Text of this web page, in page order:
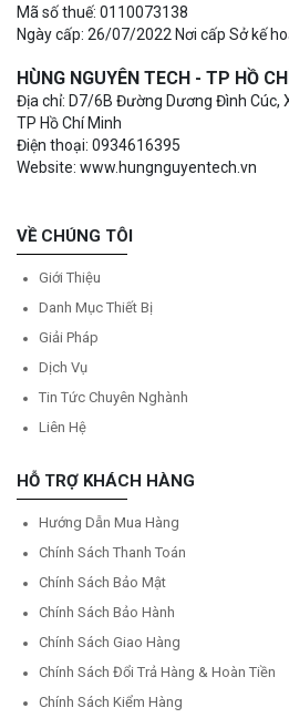
Mã số thuế: 0110073138
Ngày cấp: 26/07/2022 Nơi cấp Sở kế
HÙNG NGUYÊN TECH - TP HỒ
Địa chỉ: D7/6B Đường Dương Đình Cúc,
TP Hồ Chí Minh
Điện thoại: 0934616395
Website: www.hungnguyentech.vn
VỀ CHÚNG TÔI
Giới Thiệu
Danh Mục Thiết Bị
Giải Pháp
Dịch Vụ
Tin Tức Chuyên Nghành
Liên Hệ
HỖ TRỢ KHÁCH HÀNG
Hướng Dẫn Mua Hàng
Chính Sách Thanh Toán
Chính Sách Bảo Mật
Chính Sách Bảo Hành
Chính Sách Giao Hàng
Chính Sách Đổi Trả Hàng & Hoàn Tiền
Chính Sách Kiểm Hàng